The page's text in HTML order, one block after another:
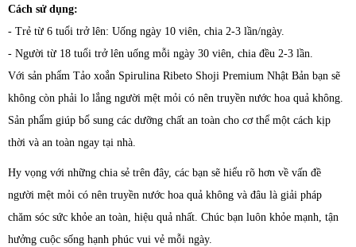
Cách sử dụng:
- Trẻ từ 6 tuổi trở lên: Uống ngày 10 viên, chia 2-3 lần/ngày.
- Người từ 18 tuổi trở lên uống mỗi ngày 30 viên, chia đều 2-3 lần.
Với sản phẩm Tảo xoắn Spirulina Ribeto Shoji Premium Nhật Bản bạn sẽ
không còn phải lo lắng người mệt mỏi có nên truyền nước hoa quả không.
Sản phẩm giúp bổ sung các dưỡng chất an toàn cho cơ thể một cách kịp
thời và an toàn ngay tại nhà.
Hy vọng với những chia sẻ trên đây, các bạn sẽ hiểu rõ hơn về vấn đề
người mệt mỏi có nên truyền nước hoa quả không và đâu là giải pháp
chăm sóc sức khỏe an toàn, hiệu quả nhất. Chúc bạn luôn khỏe mạnh, tận
hưởng cuộc sống hạnh phúc vui vẻ mỗi ngày.